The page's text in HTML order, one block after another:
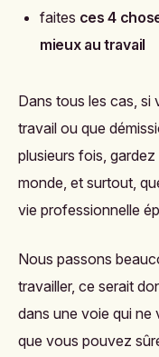
faites ces 4
mieux au travail
Dans tous les cas, si
travail ou que
plusieurs fois,
monde, et surtout,
vie professionnelle
Nous passons
travailler, ce serait
dans une voie qui ne
que vous pouvez